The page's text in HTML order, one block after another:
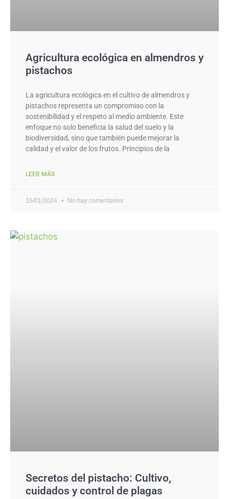
Agricultura ecológica en almendros y
pistachos
La agricultura ecológica en el cultivo de almendros y
pistachos representa un compromiso con la
sostenibilidad y el respeto al medio ambiente. Este
enfoque no solo beneficia la salud del suelo y la
biodiversidad, sino que también puede mejorar la
calidad y el valor de los frutos. Principios de la
LEER MÁS
15/01/2024 No hay comentarios
Secretos del pistacho: Cultivo,
cuidados y control de plagas